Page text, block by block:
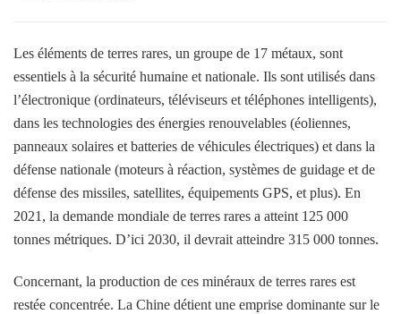
Les éléments de terres rares, un groupe de 17 métaux, sont
essentiels à la sécurité humaine et nationale. Ils sont utilisés dans
l’électronique (ordinateurs, téléviseurs et téléphones intelligents),
dans les technologies des énergies renouvelables (éoliennes,
panneaux solaires et batteries de véhicules électriques) et dans la
défense nationale (moteurs à réaction, systèmes de guidage et de
défense des missiles, satellites, équipements GPS, et plus). En
2021, la demande mondiale de terres rares a atteint 125 000
tonnes métriques. D’ici 2030, il devrait atteindre 315 000 tonnes.
Concernant, la production de ces minéraux de terres rares est
restée concentrée. La Chine détient une emprise dominante sur le